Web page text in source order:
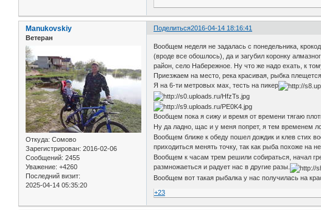
Поделиться2016-04-14 18:16:41
Manukovskiy
Ветеран
Откуда: Сомово
Зарегистрирован: 2016-02-06
Сообщений: 2455
Уважение: +4260
Последний визит:
2025-04-14 05:35:20
Вообщем неделя не задалась с понедельника,
(вроде все обошлось), да и загубил коронку
район, село Набережное. Ну что же надо ехать, к
Приезжаем на место, река красивая, рыбка
Я на 6-ти метровых мах, тесть на пикер
Вообщем пока я сижу и время от времени тягаю
Ну да ладно, щас и у меня попрет, я тем временем
Вообщем ближе к обеду пошел дождик и клев стих
приходиться менять точку, так как рыба похоже на
Вообщем к часам трем решили собираться, начал
размножаеться и радует нас в другие разы.
Вообщем вот такая рыбалка у нас получилась на
+23